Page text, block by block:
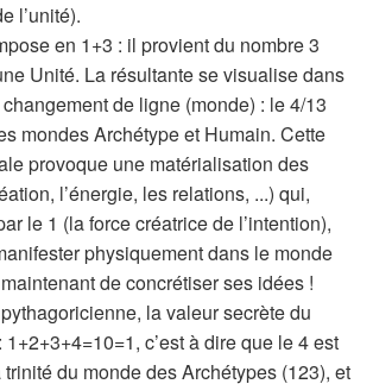
l’unité).
en 1+3 : il provient du nombre 3
Unité. La résultante se visualise dans
de ligne (monde) : le 4/13
mondes Archétype et Humain. Cette
provoque une matérialisation des
l’énergie, les relations, ...) qui,
le 1 (la force créatrice de l’intention),
physiquement dans le monde
de concrétiser ses idées !
la valeur secrète du
1+2+3+4=10=1, c’est à dire que le 4 est
du monde des Archétypes (123), et